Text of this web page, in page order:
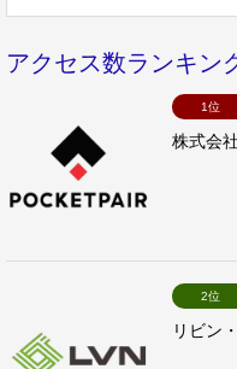
アクセス数ランキン
1位
株式会
2位
リビン